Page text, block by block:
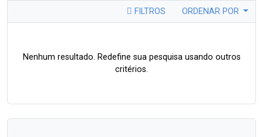
FILTROS ORDENAR POR
Nenhum resultado. Redefine sua pesquisa usando outros
critérios.